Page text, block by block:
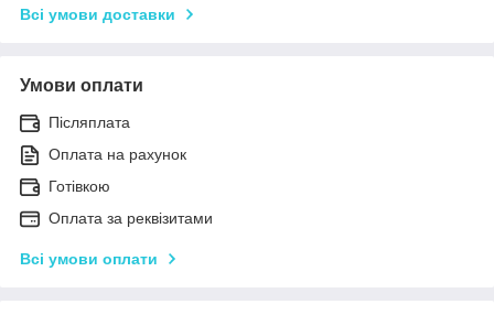
Всі умови доставки
Умови оплати
Післяплата
Оплата на рахунок
Готівкою
Оплата за реквізитами
Всі умови оплати